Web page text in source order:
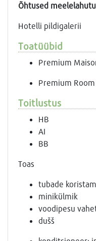
Õhtused
Hotelli pildigalerii
Toatüübid
Premium
Premium
Toitlustus
HB
AI
BB
Toas
tubade
minikülmik
voodipesu
dušš